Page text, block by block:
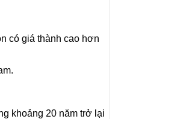
có giá thành cao hơn
khoảng 20 năm trở lại